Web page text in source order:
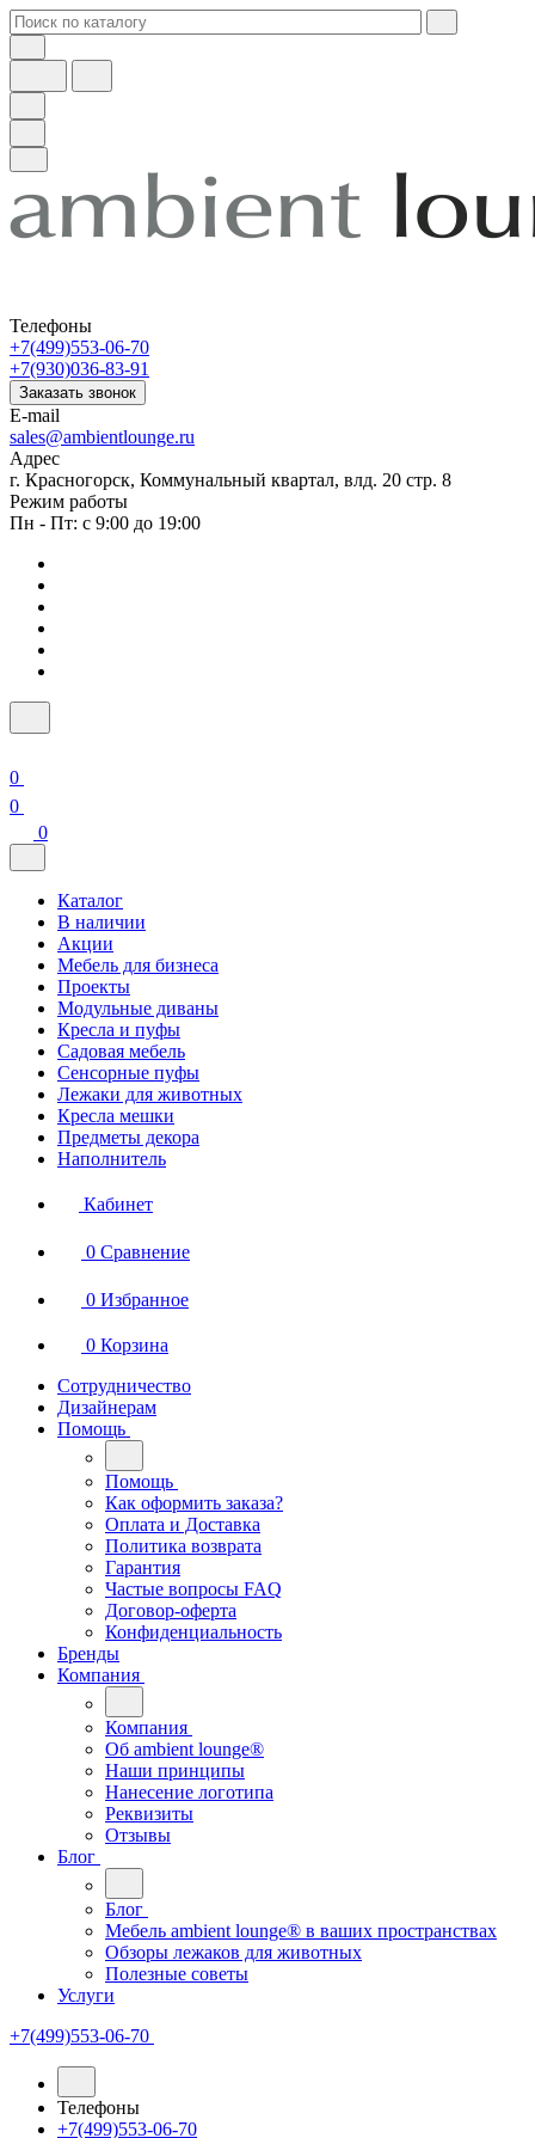
Телефоны
+7(499)553-06-70
+7(930)036-83-91
Заказать звонок
E-mail
sales@ambientlounge.ru
Адрес
г. Красногорск, Коммунальный квартал, влд. 20 стр. 8
Режим работы
Пн - Пт: с 9:00 до 19:00
0
0
0
Каталог
В наличии
Акции
Мебель для бизнеса
Проекты
Модульные диваны
Кресла и пуфы
Садовая мебель
Сенсорные пуфы
Лежаки для животных
Кресла мешки
Предметы декора
Наполнитель
Кабинет
0 Сравнение
0 Избранное
0 Корзина
Сотрудничество
Дизайнерам
Помощь
Помощь
Как оформить заказа?
Оплата и Доставка
Политика возврата
Гарантия
Частые вопросы FAQ
Договор-оферта
Конфиденциальность
Бренды
Компания
Компания
Oб ambient lounge®
Наши принципы
Нанесение логотипа
Реквизиты
Отзывы
Блог
Блог
Мебель ambient lounge® в ваших пространствах
Обзоры лежаков для животных
Полезные советы
Услуги
+7(499)553-06-70
Телефоны
+7(499)553-06-70